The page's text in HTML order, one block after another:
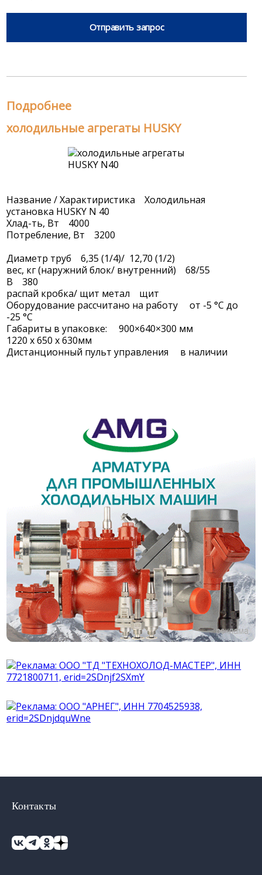
Отправить запрос
Подробнее
холодильные агрегаты HUSKY
Название / Характиристика Холодильная
установка HUSKY N 40
Хлад-ть, Вт 4000
Потребление, Вт 3200
Диаметр труб 6,35 (1/4)/ 12,70 (1/2)
вес, кг (наружний блок/ внутренний) 68/55
В 380
распай кробка/ щит метал щит
Оборудование рассчитано на работу от -5 °С до
-25 °С
Габариты в упаковке: 900×640×300 мм
1220 х 650 х 630мм
Дистанционный пульт управления в наличии
Контакты